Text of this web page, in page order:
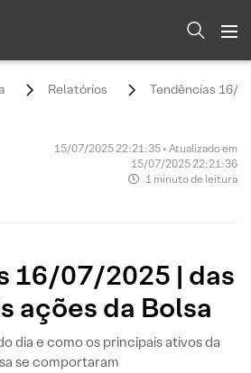
Relatórios Tendências 16/
15/07/2025 22:21:35 • Atualizado em
15/07/2025 22:21:36
1 minuto de leitura
16/07/2025 | das
ações da Bolsa
dia e como os principais ativos da
se comportaram